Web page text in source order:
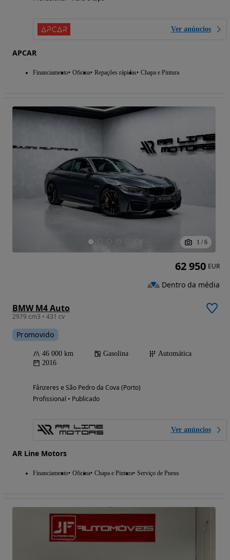
Ver anúncios
APCAR
Financiamento Oficina Repações rápidas Chapa e Pintura
1 / 6
BMW M4 Auto
2979 cm3 • 431 cv
Promovido
46 000 km Gasolina
Automática
2016
Fânzeres e São Pedro da Cova (Porto)
Profissional • Publicado
Ver anúncios
AR Line Motors
Financiamento Oficina Chapa e Pintura Serviço de Pneus
62 950 EUR
Dentro da média